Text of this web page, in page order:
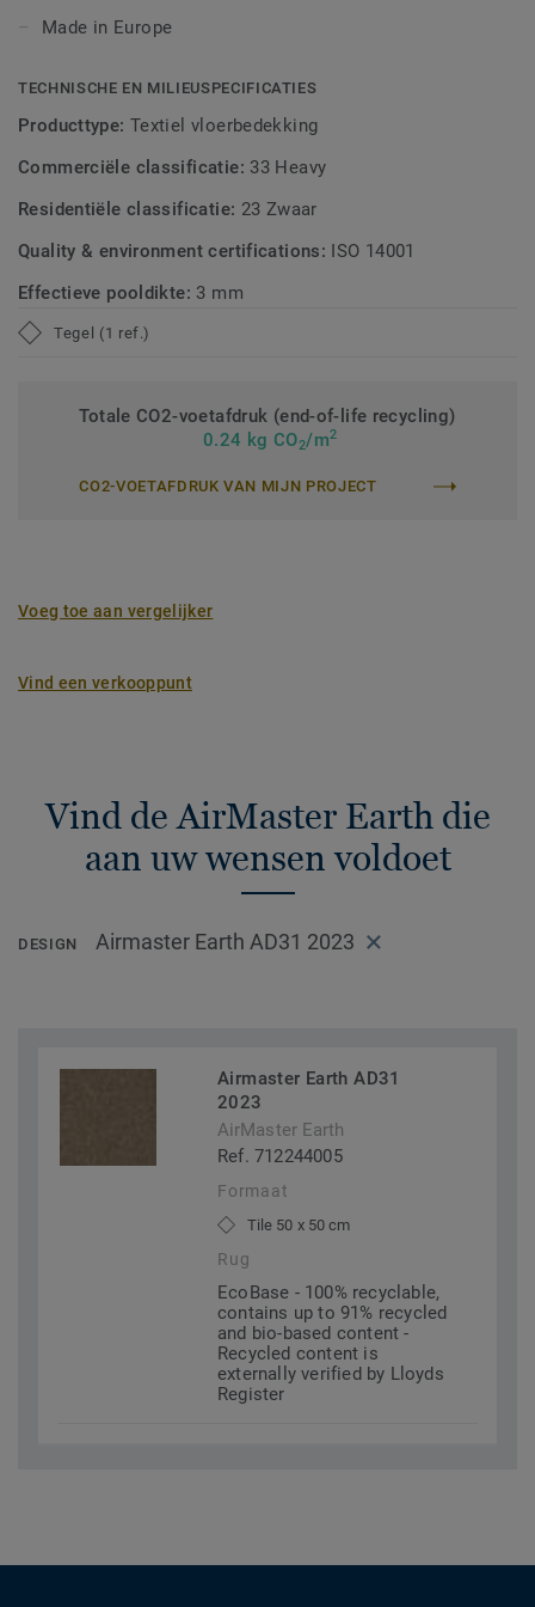
met DESSO AirMaster® in vergelijking met een standaard
gladde vloer en met een gestructureerd lussenpool tapijt
Made in Europe
TECHNISCHE EN MILIEUSPECIFICATIES
Producttype: Textiel vloerbedekking
Commerciële classificatie: 33 Heavy
Residentiële classificatie: 23 Zwaar
Quality & environment certifications: ISO 14001
Effectieve pooldikte: 3 mm
Tegel (1 ref.)
Totale CO2-voetafdruk (end-of-life recycling)
0.24 kg CO2/m2
CO2-VOETAFDRUK VAN MIJN PROJECT
Voeg toe aan vergelijker
Vind een verkooppunt
Vind de AirMaster Earth die
aan uw wensen voldoet
DESIGN Airmaster Earth AD31 2023
Airmaster Earth AD31
2023
AirMaster Earth
Ref. 712244005
Formaat
Tile 50 x 50 cm
Rug
EcoBase - 100% recyclable,
contains up to 91% recycled
and bio-based content -
Recycled content is
externally verified by Lloyds
Register